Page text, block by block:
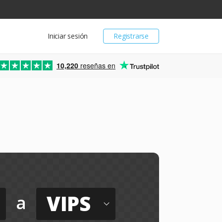
Registrarse
Iniciar sesión
10,220 reseñas en
a VIPS